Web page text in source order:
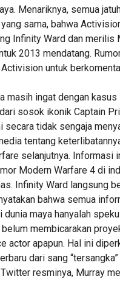
Menariknya, semua
sama, bahwa
Infinity Ward dan merilis
2013 mendatang.
untuk
masih ingat dengan
sosok ikonik Captain
secara tidak sengaja
tentang
selanjutnya. Informasi
Modern Warfare 4 di
Infinity Ward langsung
bahwa semua
dunia maya hanyalah
membicarakan
actor apapun. Hal ini
dari sang
resminya, Murray